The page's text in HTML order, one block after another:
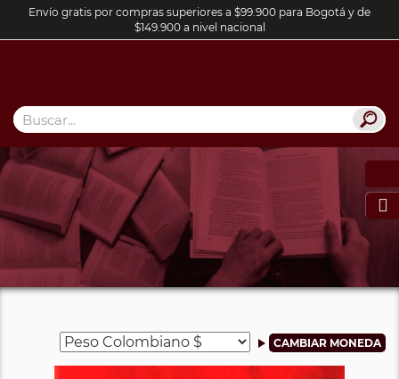
Envío gratis por compras superiores a $99.900 para Bogotá y de
$149.900 a nivel nacional
